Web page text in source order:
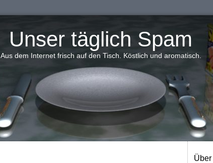
Unser täglich Spam
Aus dem Internet frisch auf den Tisch. Köstlich und aromatisch.